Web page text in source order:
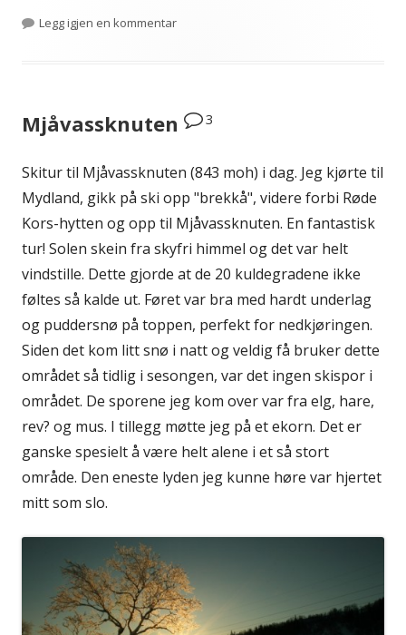
Legg igjen en kommentartil Gutta på tur med Kongen
Mjåvassknuten 3
Skitur til Mjåvassknuten (843 moh) i dag. Jeg kjørte til
Mydland, gikk på ski opp "brekkå", videre forbi Røde
Kors-hytten og opp til Mjåvassknuten. En fantastisk
tur! Solen skein fra skyfri himmel og det var helt
vindstille. Dette gjorde at de 20 kuldegradene ikke
føltes så kalde ut. Føret var bra med hardt underlag
og puddersnø på toppen, perfekt for nedkjøringen.
Siden det kom litt snø i natt og veldig få bruker dette
området så tidlig i sesongen, var det ingen skispor i
området. De sporene jeg kom over var fra elg, hare,
rev? og mus. I tillegg møtte jeg på et ekorn. Det er
ganske spesielt å være helt alene i et så stort
område. Den eneste lyden jeg kunne høre var hjertet
mitt som slo.